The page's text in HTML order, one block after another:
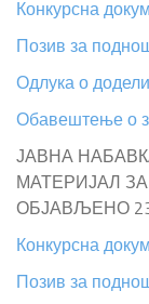
Конкурсна
Позив за
Одлука о
Обавештење о
ЈАВНА
МАТЕРИЈАЛ
ОБЈАВЉЕНО
Конкурсна
Позив за